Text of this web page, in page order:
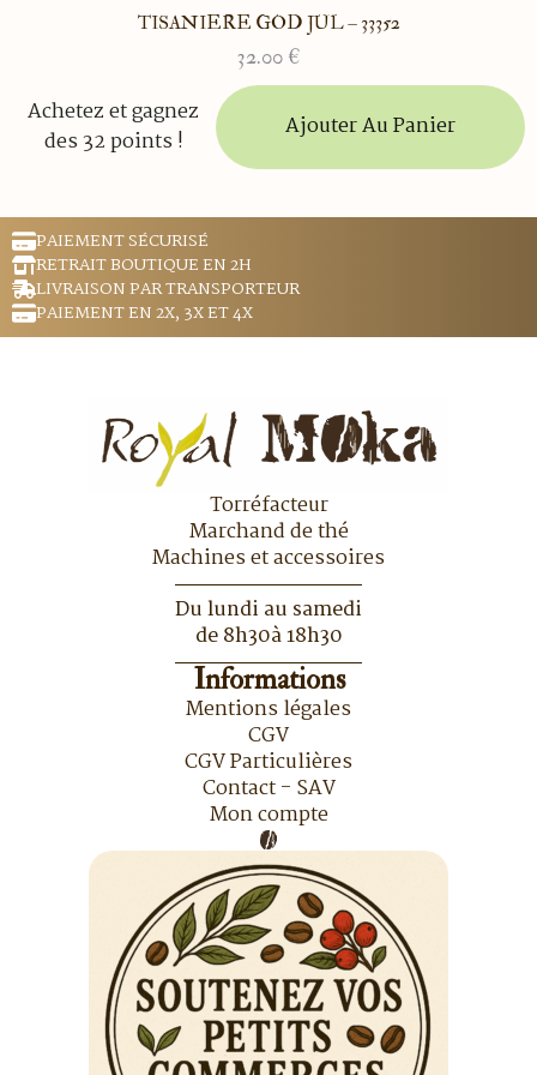
TISANIERE GOD JUL – 33352
32.00 €
Achetez et gagnez
des 32 points !
Ajouter Au Panier
PAIEMENT SÉCURISÉ
RETRAIT BOUTIQUE EN 2H
LIVRAISON PAR TRANSPORTEUR
PAIEMENT EN 2X, 3X ET 4X
Torréfacteur
Marchand de thé
Machines et accessoires
Du lundi au samedi
de 8h30à 18h30
Informations
Mentions légales
CGV
CGV Particulières
Contact - SAV
Mon compte